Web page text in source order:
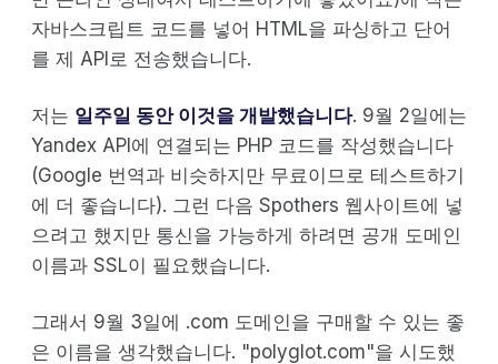
자바스크립트 코드를 넣어 HTML을 파싱하고 단어
를 제 API로 전송했습니다.
저는 일주일 동안 이것을 개발했습니다. 9월 2일에는
Yandex API에 연결되는 PHP 코드를 작성했습니다
(Google 번역과 비슷하지만 무료이므로 테스트하기
에 더 좋습니다). 그런 다음 Spothers 웹사이트에 넣
으려고 했지만 통신을 가능하게 하려면 공개 도메인
이름과 SSL이 필요했습니다.
그래서 9월 3일에 .com 도메인을 구매할 수 있는 좋
은 이름을 생각했습니다. "polyglot.com"을 시도했